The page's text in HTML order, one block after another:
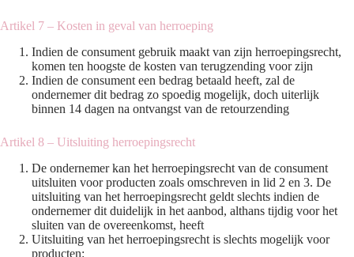
Artikel 7 – Kosten in geval van herroeping
Indien de consument gebruik maakt van zijn herroepingsrecht,
komen ten hoogste de kosten van terugzending voor zijn
Indien de consument een bedrag betaald heeft, zal de
ondernemer dit bedrag zo spoedig mogelijk, doch uiterlijk
binnen 14 dagen na ontvangst van de retourzending
Artikel 8 – Uitsluiting herroepingsrecht
De ondernemer kan het herroepingsrecht van de consument
uitsluiten voor producten zoals omschreven in lid 2 en 3. De
uitsluiting van het herroepingsrecht geldt slechts indien de
ondernemer dit duidelijk in het aanbod, althans tijdig voor het
sluiten van de overeenkomst, heeft
Uitsluiting van het herroepingsrecht is slechts mogelijk voor
producten: